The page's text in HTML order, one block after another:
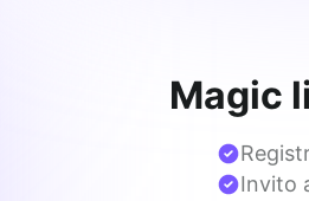
Magic
Invito